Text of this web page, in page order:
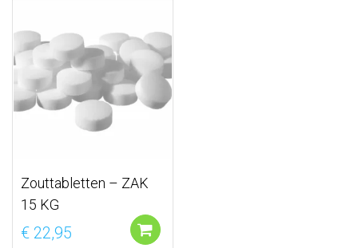
Zouttabletten – ZAK
15 KG
€ 22,95